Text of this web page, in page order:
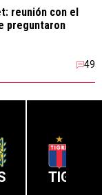
reunión con el
preguntaron
49
TIG